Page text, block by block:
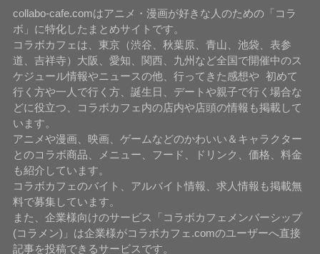
collabo-cafe.comはアニメ・漫画が好きな人のための「コラ
ボ」に特化したまとめサイトです。
コラボカフェは、東京（渋谷、秋葉原、青山、池袋、表参
道、吉祥寺）大阪、愛知、関西、九州など全国で開催中のス
ケジュール情報やニュースの他、行ってきた感想や 初めて
行く方や一人で行く方、誕生日、デートや親子で行く場合な
どに役立つ、コラボカフェ内の店内や店頭の情報も掲載して
います。
アニメや漫画、映画、ゲームなどのかわいい＆キャラクター
とのコラボ商品、メニュー、フード、ドリンク、価格、料金
も紹介しています。
コラボカフェのバイト、アルバイト情報、求人情報も掲載無
料で募集しています。
また、企業様向けのサービス「コラボカフェメンバーシップ
(コラメン)」は企業様がコラボカフェ.comのユーザーへ直接
記事を投稿できるサービスです。